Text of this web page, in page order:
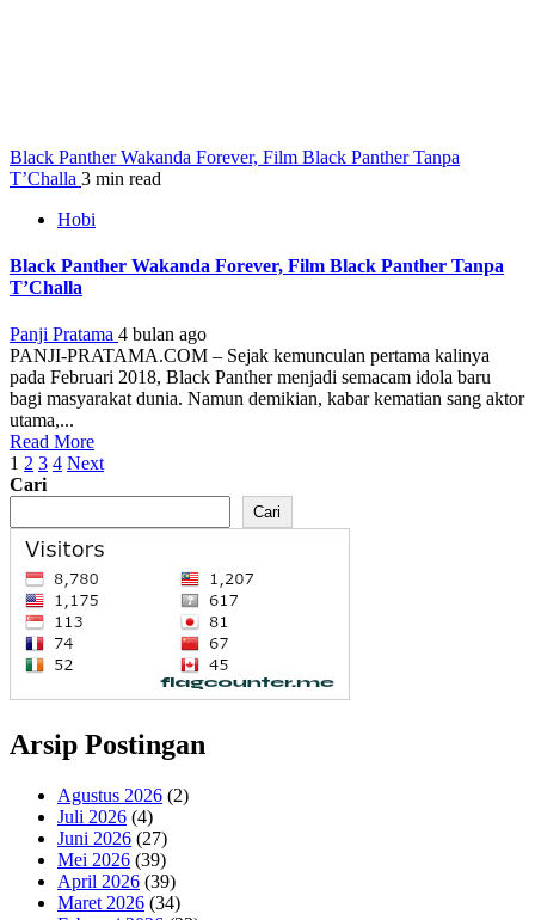
Black Panther Wakanda Forever, Film Black Panther Tanpa
T’Challa 3 min read
Hobi
Black Panther Wakanda Forever, Film Black Panther Tanpa
T’Challa
Panji Pratama 4 bulan ago
PANJI-PRATAMA.COM – Sejak kemunculan pertama kalinya
pada Februari 2018, Black Panther menjadi semacam idola baru
bagi masyarakat dunia. Namun demikian, kabar kematian sang aktor
utama,...
Read More
Paginasi
pos
1 2 3 4 Next
Cari
Cari
Arsip Postingan
Agustus 2026 (2)
Juli 2026 (4)
Juni 2026 (27)
Mei 2026 (39)
April 2026 (39)
Maret 2026 (34)